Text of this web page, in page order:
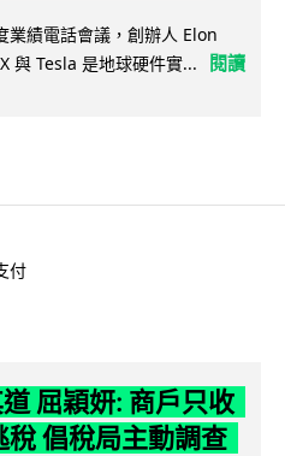
業績電話會議，創辦人 Elon
與 Tesla 是地球硬件實...
閱讀
付
屈穎妍: 商戶只收
倡稅局主動調查